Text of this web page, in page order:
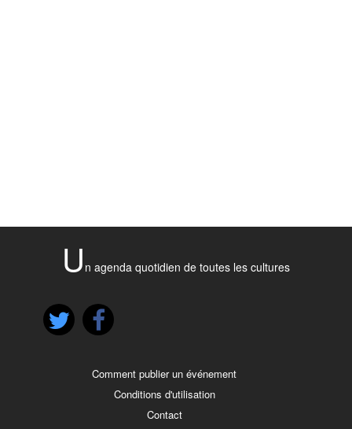
U n agenda quotidien de toutes les cultures
Comment publier un événement
Conditions d'utilisation
Contact